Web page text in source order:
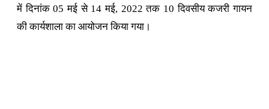
में दिनांक 05 मई से 14 मई, 2022 तक 10 दिवसीय कजरी गायन
की कार्यशाला का आयोजन किया गया।